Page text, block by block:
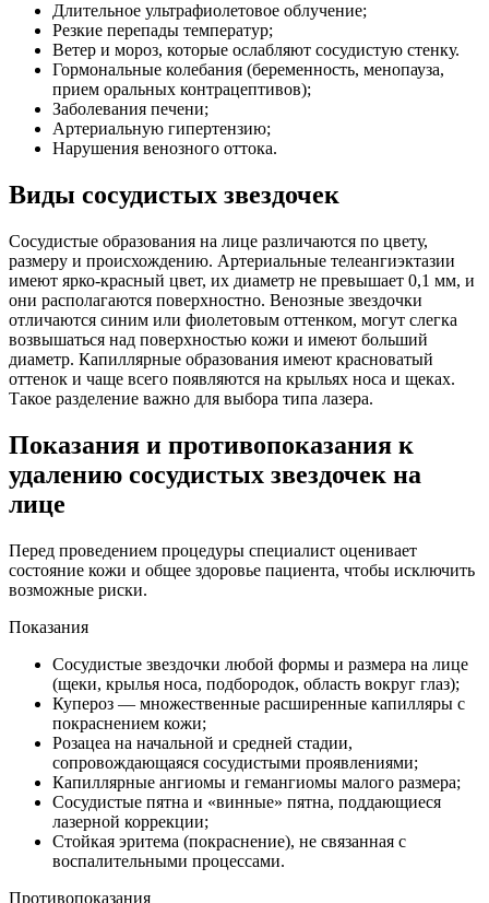
Длительное ультрафиолетовое облучение;
Резкие перепады температур;
Ветер и мороз, которые ослабляют сосудистую стенку.
Гормональные колебания (беременность, менопауза,
прием оральных контрацептивов);
Заболевания печени;
Артериальную гипертензию;
Нарушения венозного оттока.
Виды сосудистых звездочек
Сосудистые образования на лице различаются по цвету,
размеру и происхождению. Артериальные телеангиэктазии
имеют ярко-красный цвет, их диаметр не превышает 0,1 мм, и
они располагаются поверхностно. Венозные звездочки
отличаются синим или фиолетовым оттенком, могут слегка
возвышаться над поверхностью кожи и имеют больший
диаметр. Капиллярные образования имеют красноватый
оттенок и чаще всего появляются на крыльях носа и щеках.
Такое разделение важно для выбора типа лазера.
Показания и противопоказания к
удалению сосудистых звездочек на
лице
Перед проведением процедуры специалист оценивает
состояние кожи и общее здоровье пациента, чтобы исключить
возможные риски.
Показания
Сосудистые звездочки любой формы и размера на лице
(щеки, крылья носа, подбородок, область вокруг глаз);
Купероз — множественные расширенные капилляры с
покраснением кожи;
Розацеа на начальной и средней стадии,
сопровождающаяся сосудистыми проявлениями;
Капиллярные ангиомы и гемангиомы малого размера;
Сосудистые пятна и «винные» пятна, поддающиеся
лазерной коррекции;
Стойкая эритема (покраснение), не связанная с
воспалительными процессами.
Противопоказания